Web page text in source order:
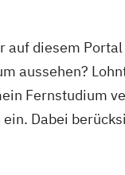
auf diesem
aussehen?
Fernstudium
Dabei